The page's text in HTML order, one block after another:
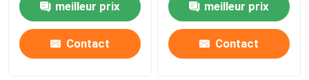
meilleur prix
Contact
des enfantsmeilleur prix
Contact